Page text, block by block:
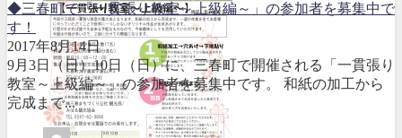
◆三春町で「一貫張り教室～上級編～」の参加者を募集中で
す！
2017年8月14日
9月3日（日）10日（日）に、三春町で開催される「一貫張り
教室～上級編～」の参加者を募集中です。 和紙の加工から
完成まで...